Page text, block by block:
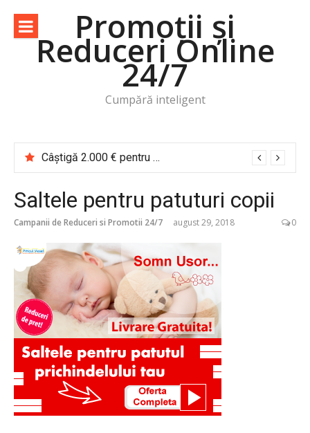
conținut
Promoții și
Reduceri Online
24/7
Cumpără inteligent
Câștigă 2.000 € pentru o vacanță de cititor Cărțile te trimit în călătorie
Saltele pentru patuturi copii
Campanii de Reduceri si Promotii 24/7 august 29, 2018 0